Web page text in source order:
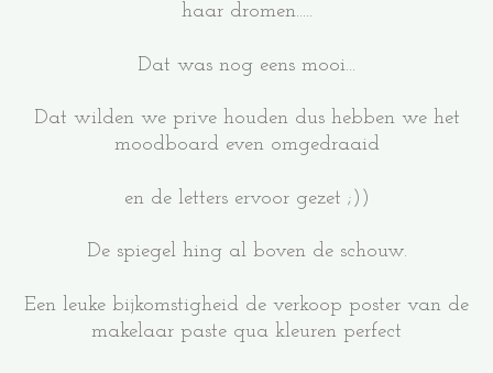
haar dromen.....
Dat was nog eens mooi...
Dat wilden we prive houden dus hebben we het
moodboard even omgedraaid
en de letters ervoor gezet ;))
De spiegel hing al boven de schouw.
Een leuke bijkomstigheid de verkoop poster van de
makelaar paste qua kleuren perfect